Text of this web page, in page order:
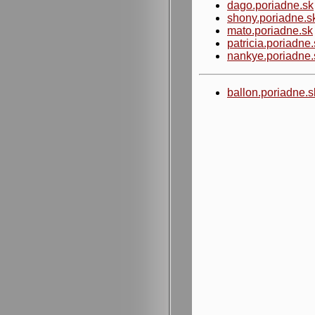
dago.poriadne.sk
mato.poriadne.sk